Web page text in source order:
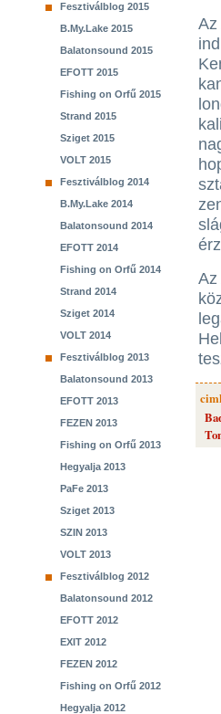
Fesztiválblog 2015
B.My.Lake 2015
Balatonsound 2015
EFOTT 2015
Fishing on Orfű 2015
Strand 2015
Sziget 2015
VOLT 2015
Fesztiválblog 2014
B.My.Lake 2014
Balatonsound 2014
EFOTT 2014
Fishing on Orfű 2014
Strand 2014
Sziget 2014
VOLT 2014
Fesztiválblog 2013
Balatonsound 2013
EFOTT 2013
FEZEN 2013
Fishing on Orfű 2013
Hegyalja 2013
PaFe 2013
Sziget 2013
SZIN 2013
VOLT 2013
Fesztiválblog 2012
Balatonsound 2012
EFOTT 2012
EXIT 2012
FEZEN 2012
Fishing on Orfű 2012
Hegyalja 2012
Az
Az